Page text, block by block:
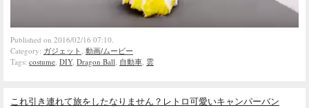
Published on 2016/02/16 07:10.
Category: ガジェット 動画/ムービー
Tags: costume DIY, Dragon Ball 自動車 雲
これ引き連れて旅をしたなりません？レトロ可愛いキャンパーバン